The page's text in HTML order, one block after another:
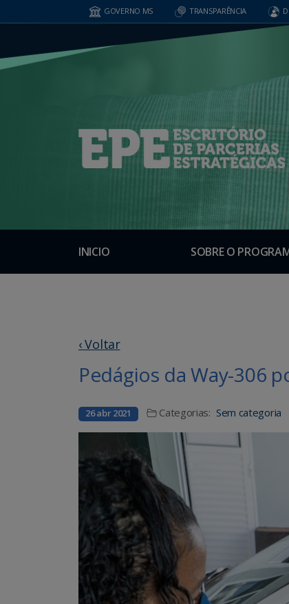
GOVERNO MS TRANSPARÊNCIA
INICIO SOBRE O
‹ Voltar
Pedágios da Way-306
26 abr 2021 Categorias: Sem categoria